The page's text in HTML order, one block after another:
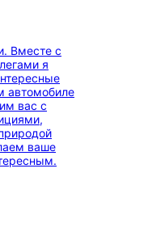
Вместе с
я
автомобиле
вас с
ваше